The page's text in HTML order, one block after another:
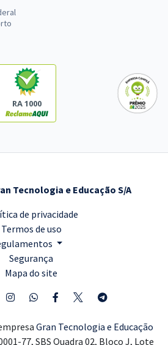
RA 1000
Tecnologia e Educação S/A
de privacidade
Termos de uso
Segurança
Mapa do site
Gran Tecnologia e Educação
77, SBS Quadra 02, Bloco J, Lote